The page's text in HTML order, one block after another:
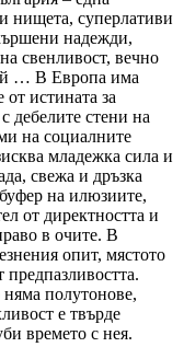
нищета, суперлативи
надежди,
свенливост, вечно
… В Европа има
истината за
дебелите стени на
на социалните
младежка сила и
свежа и дръзка
на илюзиите,
от директността и
в очите. В
опит, мястото
предпазливостта.
полутонове,
е твърде
времето с нея.